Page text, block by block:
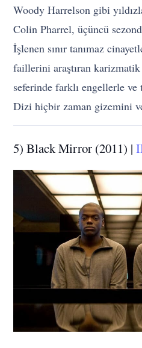
Woody Harrelson gibi
Colin Pharrel, üçüncü
İşlenen sınır tanımaz
faillerini araştıran
seferinde farklı engellerle ve
Dizi hiçbir zaman gizemini
5) Black Mirror (2011) |